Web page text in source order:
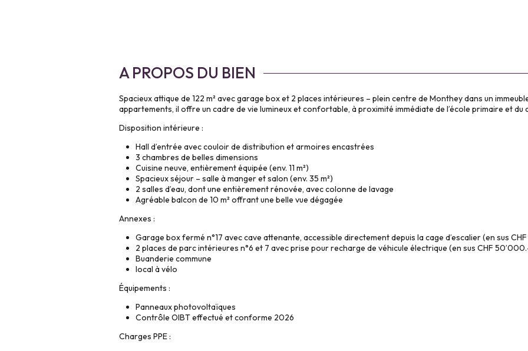
A PROPOS DU BIEN
Spacieux attique de 122 m² avec garage box et 2 places intérieures – plein centre de Monthey dans un
appartements, il offre un cadre de vie lumineux et confortable, à proximité immédiate de lʼécole primaire et du
Disposition intérieure :
Hall dʼentrée avec couloir de distribution et armoires encastrées
3 chambres de belles dimensions
Cuisine neuve, entièrement équipée (env. 11 m²)
Spacieux séjour – salle à manger et salon (env. 35 m²)
2 salles dʼeau, dont une entièrement rénovée, avec colonne de lavage
Agréable balcon de 10 m² offrant une belle vue dégagée
Annexes :
Garage box fermé n°17 avec cave attenante, accessible directement depuis la cage dʼescalier (en sus
2 places de parc intérieures n°6 et 7 avec prise pour recharge de véhicule électrique (en sus CHF
Buanderie commune
local à vélo
Équipements :
Panneaux photovoltaïques
Contrôle OIBT effectué et conforme 2026
Charges PPE :